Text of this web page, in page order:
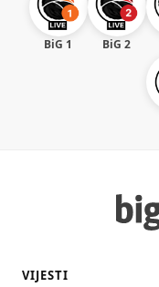
BiG 1 BiG 2
VIJESTI